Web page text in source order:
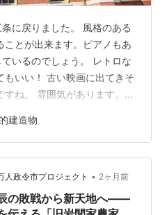
に戻りました。 風格のある
とが出来ます。ピアノもあ
いるのでしょう。 レトロな
もいい！ 古い映画に出てきそ
ね。 雰囲気があります。
憩スペースがあって、奥に
くと京都のグッズ類を販売
歩き疲れたらちょっと寄る
参加中【公式】2025年開設
からきました
建造物
政令市プロジェクト • 2ヶ月前
辰の敗戦から新天地へ――